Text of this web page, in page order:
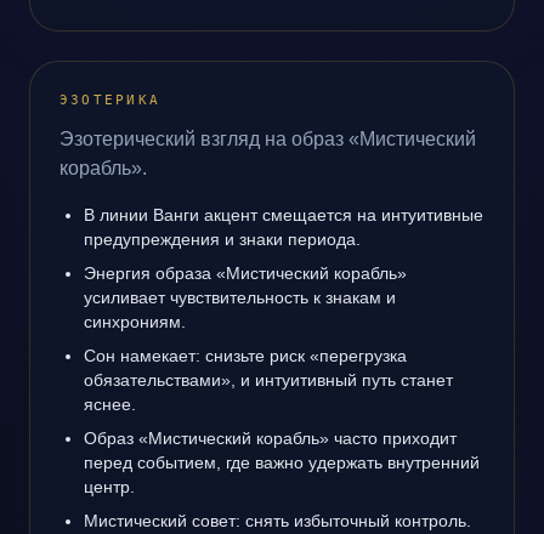
ЭЗОТЕРИКА
Эзотерический взгляд на образ «Мистический
корабль».
В линии Ванги акцент смещается на интуитивные
предупреждения и знаки периода.
Энергия образа «Мистический корабль»
усиливает чувствительность к знакам и
синхрониям.
Сон намекает: снизьте риск «перегрузка
обязательствами», и интуитивный путь станет
яснее.
Образ «Мистический корабль» часто приходит
перед событием, где важно удержать внутренний
центр.
Мистический совет: снять избыточный контроль.